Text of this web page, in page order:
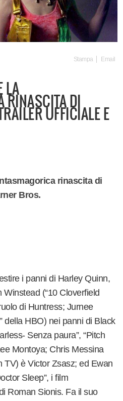
Stampa Email
LA
RINASCITA DI
UFFICIALE E
rinascita di
Bros.
i panni di Harley Quinn,
(“10 Cloverfield
di Huntress; Jurnee
della HBO) nei panni di Black
Senza paura”, “Pitch
Montoya; Chris Messina
TV) è Victor Zsasz; ed Ewan
Sleep”, i film
Roman Sionis. Fa il suo